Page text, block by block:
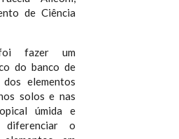
de Ciência
fazer um
do banco de
elementos
solos e nas
úmida e
o